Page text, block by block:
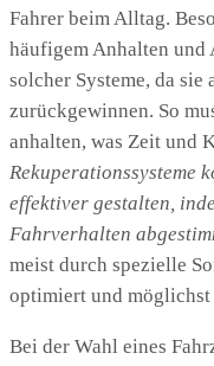
Fahrer beim Alltag.
häufigem Anhalten und
solcher Systeme, da sie
zurückgewinnen. So
anhalten, was Zeit und
Rekuperationssysteme
effektiver gestalten,
Fahrverhalten
meist durch spezielle
optimiert und
Bei der Wahl eines